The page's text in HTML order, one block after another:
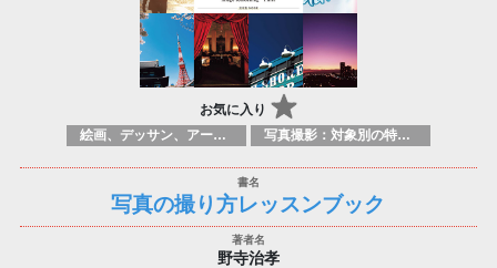
お気に入り
絵画、デッサン、アートマニュアル 写真撮影：対象別の特定のテクニック、原理
写真の撮り方レッスンブック
野寺治孝